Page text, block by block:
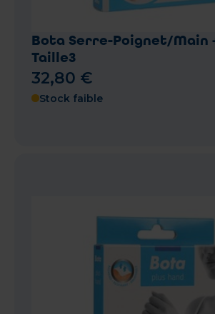
Bota Serre-Poignet/Main
Taille3
32,80 €
Stock faible